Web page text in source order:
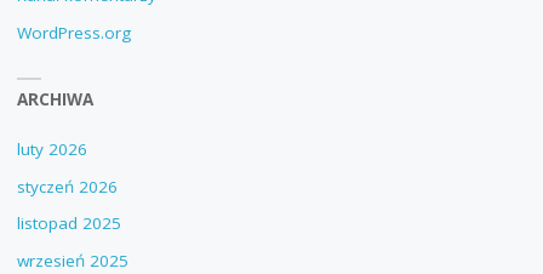
WordPress.org
ARCHIWA
luty 2026
styczeń 2026
listopad 2025
wrzesień 2025